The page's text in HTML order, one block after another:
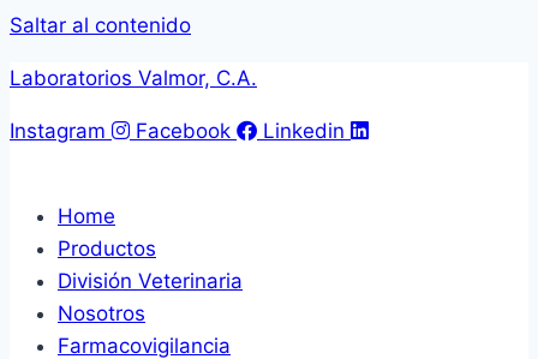
Saltar al contenido
Laboratorios Valmor, C.A.
Instagram Facebook Linkedin
Home
Productos
División Veterinaria
Nosotros
Farmacovigilancia